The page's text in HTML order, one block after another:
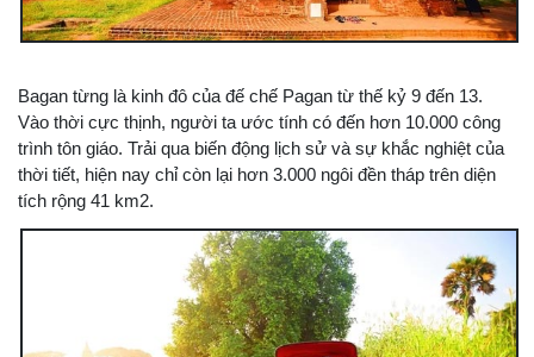
Bagan từng là kinh đô của đế chế Pagan từ thế kỷ 9 đến 13.
Vào thời cực thịnh, người ta ước tính có đến hơn 10.000 công
trình tôn giáo. Trải qua biến động lịch sử và sự khắc nghiệt của
thời tiết, hiện nay chỉ còn lại hơn 3.000 ngôi đền tháp trên diện
tích rộng 41 km2.